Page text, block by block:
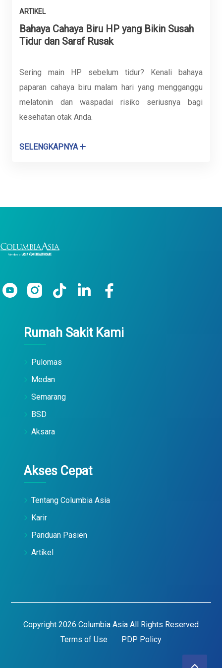
ARTIKEL
Bahaya Cahaya Biru HP yang Bikin Susah
Tidur dan Saraf Rusak
Sering main HP sebelum tidur? Kenali bahaya
paparan cahaya biru malam hari yang mengganggu
melatonin dan waspadai risiko seriusnya bagi
kesehatan otak Anda.
SELENGKAPNYA
Rumah Sakit Kami
Pulomas
Medan
Semarang
BSD
Aksara
Akses Cepat
Tentang Columbia Asia
Karir
Panduan Pasien
Artikel
Copyright 2026 Columbia Asia All Rights Reserved
Terms of Use
PDP Policy